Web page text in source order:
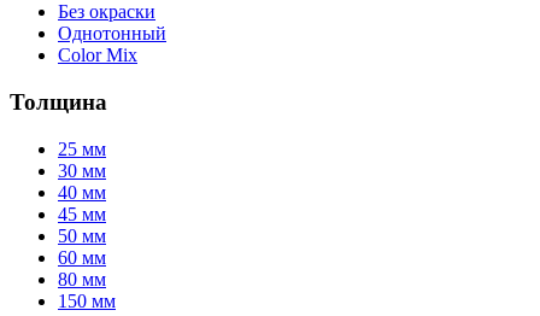
Без окраски
Однотонный
Color Mix
Толщина
25 мм
30 мм
40 мм
45 мм
50 мм
60 мм
80 мм
150 мм